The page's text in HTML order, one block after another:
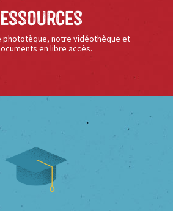
phototèque, notre vidéothèque et
en libre accès.